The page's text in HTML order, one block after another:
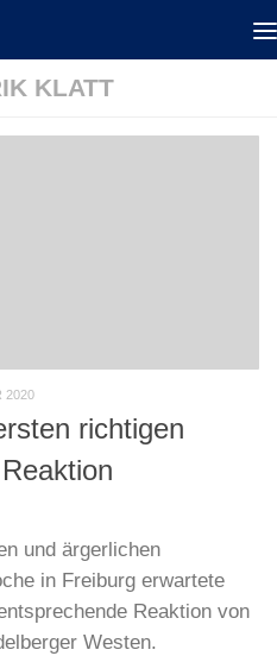
KLATT
2020
richtigen
und ärgerlichen
in Freiburg erwartete
Reaktion von
Westen.